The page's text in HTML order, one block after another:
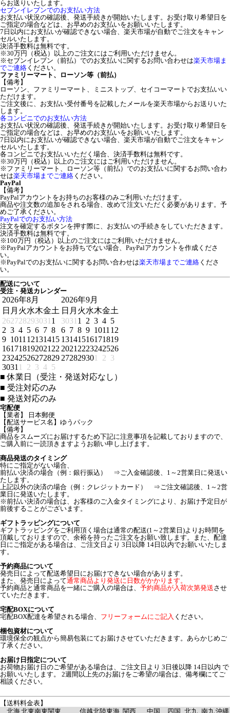
らお送りいたします。
セブンイレブンでのお支払い方法
お支払い状況の確認後、発送手続きが開始いたします。お受け取り希望日を
ご指定の場合などは、お早めのお支払いをお願いいたします。
7日以内にお支払いが確認できない場合、楽天市場が自動でご注文をキャン
セルいたします。
決済手数料は無料です。
※30万円（税込）以上のご注文にはご利用いただけません。
※セブンイレブン（前払）でのお支払いに関するお問い合わせは楽天市場ま
でご連絡 ください。
ファミリーマート、ローソン等（前払）
【備考】
ローソン、ファミリーマート、ミニストップ、セイコーマートでお支払いい
ただけます。
ご注文後に、お支払い受付番号を記載したメールを楽天市場からお送りいた
します。
各コンビニでのお支払い方法
お支払い状況の確認後、発送手続きが開始いたします。お受け取り希望日を
ご指定の場合などは、お早めのお支払いをお願いいたします。
7日以内にお支払いが確認できない場合、楽天市場が自動でご注文をキャン
セルいたします。
各コンビニでお支払いいただく場合、決済手数料は無料です。
※30万円（税込）以上のご注文にはご利用いただけません。
※ファミリーマート、ローソン等（前払）でのお支払いに関するお問い合わ
せは楽天市場までご連絡 ください。
PayPal
【備考】
PayPalアカウントをお持ちのお客様のみご利用いただけます。
商品や注文数の追加をされる場合、改めて注文いただく必要があります。予
めご了承ください。
PayPalでのお支払い方法
注文を確定するボタンを押す際に、お支払いの手続きをしていただきます。
決済手数料は無料です。
※100万円（税込）以上のご注文にはご利用いただけません。
※PayPalアカウントをお持ちでない場合、PayPalアカウントを作成くださ
い。
※PayPalでのお支払いに関するお問い合わせは楽天市場までご連絡 くださ
い。
配送について
受注・発送カレンダー
2026年8月
日 月 火水木金土
262728293031 1
2 3 4 5 6 7 8
9 1011 12131415
161718192021 22
23242526272829
3031 1 2 3 4 5
2026年9月
日 月 火水木金土
3031 1 2 3 4 5
6 7 8 9 1011 12
13141516171819
2021 2223242526
272829301 2 3
■ 休業日（受注・発送対応なし）
■ 受注対応のみ
■ 発送対応のみ
宅配便
【業者】 日本郵便
【配送サービス名】ゆうパック
【備考】
商品をスムーズにお届けするため下記に注意事項を記載しておりますので、
ご購入前に一読頂きますようお願い申し上げます。
商品発送のタイミング
特にご指定がない場合、
前払い決済の場合（例：銀行振込） ⇒ご入金確認後、1～2営業日に発送い
たします。
上記以外の決済の場合（例：クレジットカード） ⇒ご注文確認後、1～2営
業日に発送いたします。
※前払い決済の場合は、お客様のご入金タイミングにより、お届け予定日が
前後することがございます。
ギフトラッピングについて
ギフトラッピングをご利用頂く場合は通常の配送(1～2営業日)よりお時間を
頂戴しておりますので、余裕を持ったご注文をお願い致します。また、配達
日にご指定がある場合は、ご注文日より 3日以降 14日以内でお願いいたしま
す。
予約商品について
発売日によって配送希望日にお届けできない場合があります。
また、発売日によって通常商品より発送に日数がかかります。
予約商品と通常商品を一緒にご購入の場合は、 予約商品が入荷次第発送させ
ていただきます。
宅配BOXについて
宅配BOX配達を希望される場合、 フリーフォームにご記入 ください。
梱包資材について
環境保全の観点から簡易包装にてお届けさせていただきます。あらかじめご
了承ください。
お届け日指定について
お荷物お届け日のご希望がある場合は、ご注文日より 3日後以降 14日以内 で
お願いいたします。 2週間以上先のお届けをご希望の場合は、備考欄にてご
相談ください。
【送料料金表】
北海北東南東関東 信越北陸東海 関西 中国 四国 北九 南九沖縄